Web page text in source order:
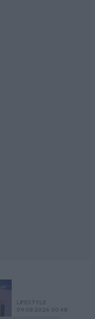
LIFESTYLE
09·08·2026 00:48